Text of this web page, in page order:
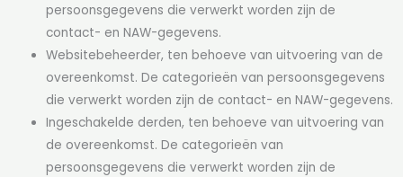
persoonsgegevens die verwerkt worden zijn de
contact- en NAW-gegevens.
Websitebeheerder, ten behoeve van uitvoering van de
overeenkomst. De categorieën van persoonsgegevens
die verwerkt worden zijn de contact- en NAW-gegevens.
Ingeschakelde derden, ten behoeve van uitvoering van
de overeenkomst. De categorieën van
persoonsgegevens die verwerkt worden zijn de